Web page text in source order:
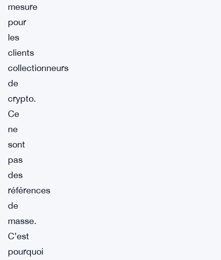
mesure
pour
les
clients
collectionneurs
de
crypto.
Ce
ne
sont
pas
des
références
de
masse.
C’est
pourquoi